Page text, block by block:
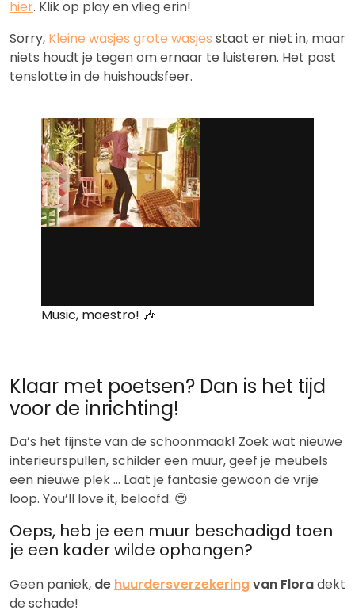
hier. Klik op play en vlieg erin!
Sorry, Kleine wasjes grote wasjes staat er niet in, maar
niets houdt je tegen om ernaar te luisteren. Het past
tenslotte in de huishoudsfeer.
Music, maestro! 🎶
Klaar met poetsen? Dan is het tijd
voor de inrichting!
Da’s het fijnste van de schoonmaak! Zoek wat nieuwe
interieurspullen, schilder een muur, geef je meubels
een nieuwe plek … Laat je fantasie gewoon de vrije
loop. You’ll love it, beloofd. 😍
Oeps, heb je een muur beschadigd toen
je een kader wilde ophangen?
Geen paniek, de huurdersverzekeringvan Floradekt
de schade!